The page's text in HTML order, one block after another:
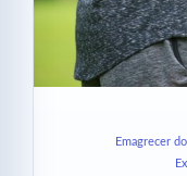
Emagrecer